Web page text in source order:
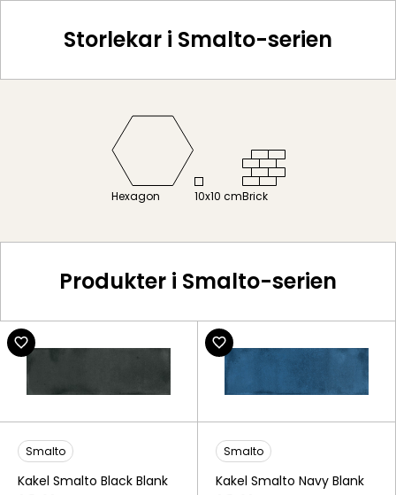
Storlekar i Smalto-serien
Hexagon 10x10 cmBrick
Produkter i Smalto-serien
Smalto
Kakel Smalto Black Blank
Smalto
Kakel Smalto Navy Blank